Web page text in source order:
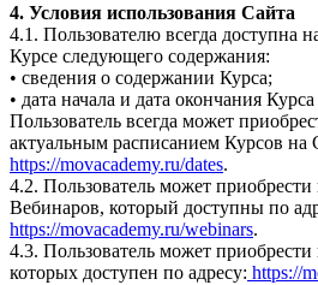
4. Условия использования Сайта
4.1. Пользователю всегда доступна
Курсе следующего содержания:
• сведения о содержании Курса;
• дата начала и дата окончания
Пользователь всегда может
актуальным расписанием Курсов на
https://movacademy.ru/dates.
4.2. Пользователь может приобрести
Вебинаров, который доступны по
https://movacademy.ru/webinars.
4.3. Пользователь может
которых доступен по адресу: https://